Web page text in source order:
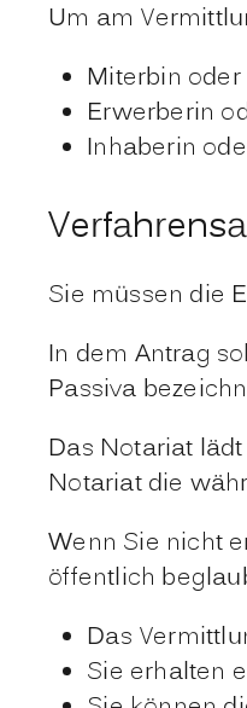
Um am
Miterbin
Erwerberin
Inhaberin
Sie müssen die
In dem Antrag
Passiva
Das Notariat
Notariat die
Wenn Sie nicht
öffentlich
Das
Sie erhalten